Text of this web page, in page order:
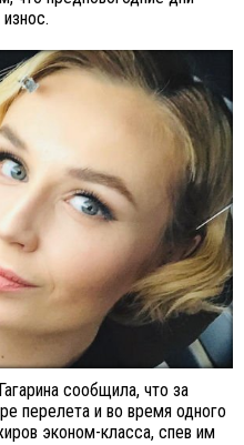
сообщила, что за
перелета и во время одного
эконом-класса, спев им